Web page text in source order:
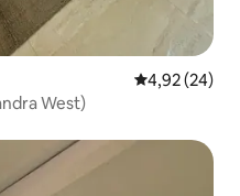
Keskmine
4,92 (24)
West)